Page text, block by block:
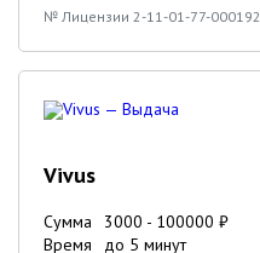
№ Лицензии 2-11-01-77-000192
Vivus
Сумма 3000 - 100000 ₽
Время
до 5 минут